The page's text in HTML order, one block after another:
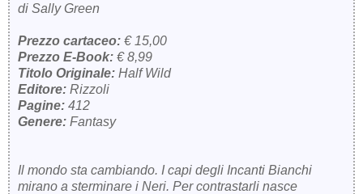
di Sally Green
Prezzo cartaceo: € 15,00
Prezzo E-Book: € 8,99
Titolo Originale: Half Wild
Editore: Rizzoli
Pagine: 412
Genere: Fantasy
Il mondo sta cambiando. I capi degli Incanti Bianchi
mirano a sterminare i Neri. Per contrastarli nasce